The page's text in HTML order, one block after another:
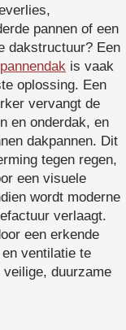
pannen of een
dakstructuur? Een
is vaak
oplossing. Een
vervangt de
en onderdak, en
dakpannen. Dit
tegen regen,
een visuele
wordt moderne
verlaagt.
een erkende
ventilatie te
duurzame